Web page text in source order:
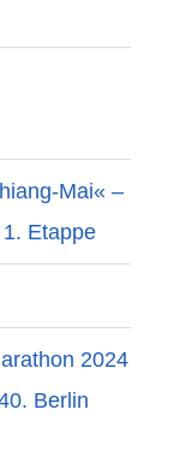
Mai« –
Etappe
2024
Berlin